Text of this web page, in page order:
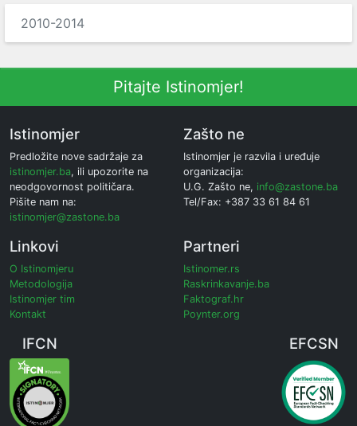
2010-2014
Pitajte Istinomjer!
Istinomjer
Predložite nove sadržaje za
istinomjer.ba, ili upozorite na
neodgovornost političara.
Pišite nam na:
istinomjer@zastone.ba
Zašto ne
Istinomjer je razvila i uređuje
organizacija:
U.G. Zašto ne, info@zastone.ba
Tel/Fax: +387 33 61 84 61
Linkovi
O Istinomjeru
Metodologija
Istinomjer tim
Kontakt
Partneri
Istinomer.rs
Raskrinkavanje.ba
Faktograf.hr
Poynter.org
IFCN EFCSN